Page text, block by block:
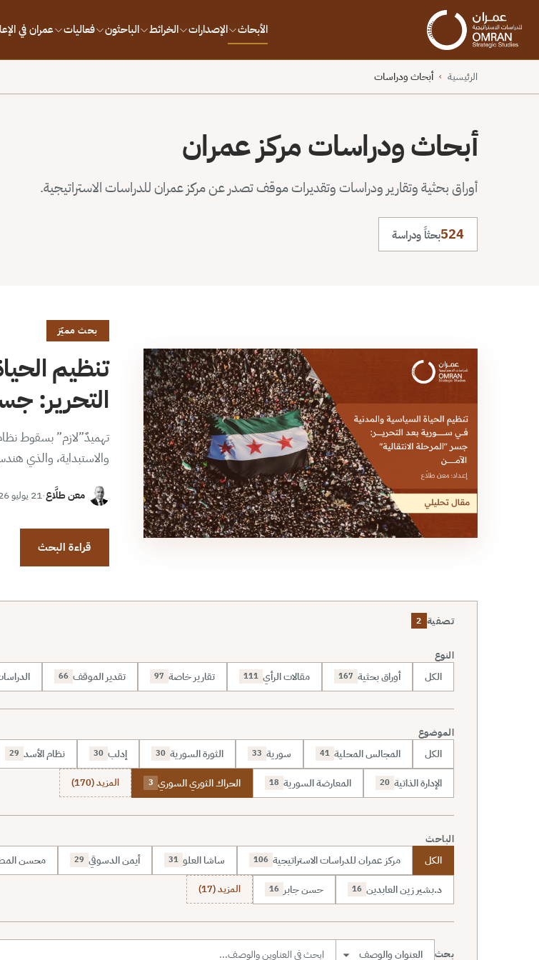
الأبحاث الإصدارات الخرائط الباحثون فعاليات عمران في
الرئيسية › أبحاث ودراسات
أبحاث ودراسات مركز عمران
أوراق بحثية وتقارير ودراسات وتقديرات موقف تصدر عن مركز عمران للدراسات الاستراتيجية.
524بحثاً ودراسة
بحث مميّز
تنظيم
التحرير:
تهميدٌ”لازم” بسقوط
والاستبداية، والذي
معن طلَّاع·21 يوليو 2026
قراءة البحث
تصفية 2
النوع
الكل أوراق بحثية 167 مقالات الرأي 111 تقارير خاصة 97 تقدير الموقف 66
الموضوع
الكل المجالس المحلية 41 سورية 33 الثورة السورية 30 إدلب 30 نظام الأسد 29
الإدارة الذاتية 20 المعارضة السورية 18 الحراك الثوري السوري 3 المزيد (170)
الباحث
الكل مركز عمران للدراسات الاستراتيجية 106 ساشا العلو 31 أيمن الدسوقي 29 محسن
د.بشير زين العابدين 16 حسن جابر 16 المزيد (17)
بحث